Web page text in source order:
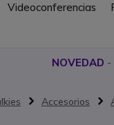
Videoconferencias
NOVEDAD -
Accesorios